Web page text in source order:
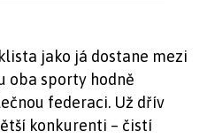
jako já dostane mezi
oba sporty hodně
federaci. Už dřív
konkurenti – čistí